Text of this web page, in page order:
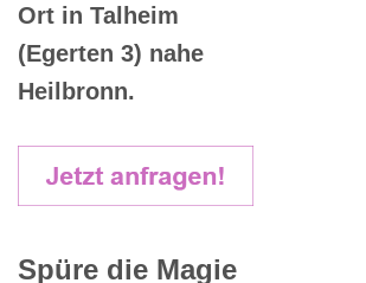
Ort in Talheim
(Egerten 3) nahe
Heilbronn.
Spüre die Magie